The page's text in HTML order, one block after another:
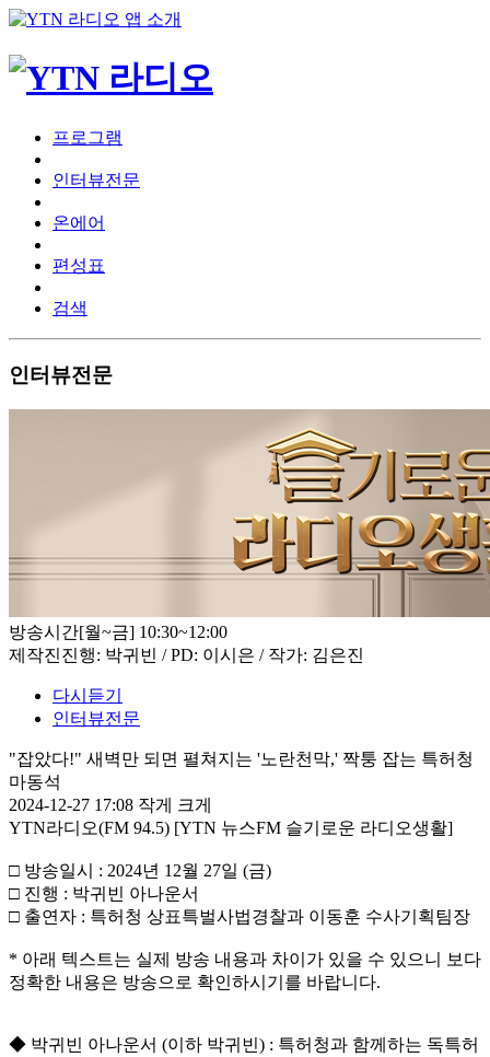
프로그램
인터뷰전문
온에어
편성표
검색
인터뷰전문
방송시간[월~금] 10:30~12:00
제작진진행: 박귀빈 / PD: 이시은 / 작가: 김은진
다시듣기
인터뷰전문
"잡았다!" 새벽만 되면 펼쳐지는 '노란천막,' 짝퉁 잡는 특허청
마동석
2024-12-27 17:08 작게
크게
YTN라디오(FM 94.5) [YTN 뉴스FM 슬기로운 라디오생활]
□ 방송일시 : 2024년 12월 27일 (금)
□ 진행 : 박귀빈 아나운서
□ 출연자 : 특허청 상표특벌사법경찰과 이동훈 수사기획팀장
* 아래 텍스트는 실제 방송 내용과 차이가 있을 수 있으니 보다
정확한 내용은 방송으로 확인하시기를 바랍니다.
◆ 박귀빈 아나운서 (이하 박귀빈) : 특허청과 함께하는 독특허